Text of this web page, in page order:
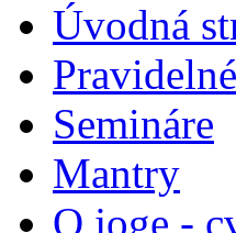
Úvodná
Semináre
Mantry
O joge -